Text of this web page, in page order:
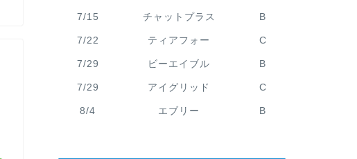
7/15 チャットプラス B
7/22 ティアフォー C
7/29 ビーエイブル B
7/29 アイグリッド C
8/4 エブリー B